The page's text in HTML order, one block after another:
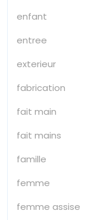
enfant
entree
exterieur
fabrication
fait main
fait mains
famille
femme
femme assise